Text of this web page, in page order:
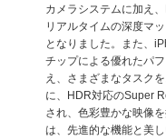
カメラシステムに加え
リアルタイムの深度マ
となりました。また、
チップによる優れたパ
え、さまざまなタスク
に、HDR対応のSuper
され、色彩豊かな映像を
は、先進的な機能と美